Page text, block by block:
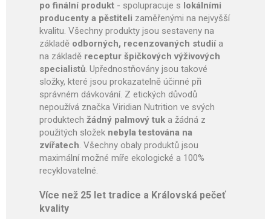
po finální produkt - spolupracuje s lokálními
producenty a pěstiteli zaměřenými na nejvyšší
kvalitu. Všechny produkty jsou sestaveny na
základě odborných, recenzovaných studiía
na základě receptur špičkových výživových
specialistů. Upřednostňovány jsou takové
složky, které jsou prokazatelně účinné při
správném dávkování. Z etických důvodů
nepoužívá značka Viridian Nutrition ve svých
produktech žádný palmový tuk a žádná z
použitých složek nebyla testována na
zvířatech. Všechny obaly produktů jsou
maximální možné míře ekologické a 100%
recyklovatelné.
Více než 25 let tradice a Královská pečeť
kvality